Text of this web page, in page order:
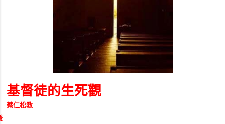
督徒的生死觀
蔡仁松教